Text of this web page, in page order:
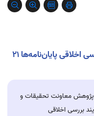
کارگاه چالش‌های اجرایی در فرآیند بررسی اخلاقی پایان‌نامه‌ها 21
پژوهش معاونت تحقیقات و
بررسی اخلاقی